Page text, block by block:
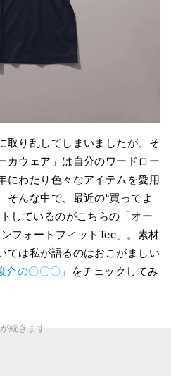
取り乱してしまいましたが、そ
カウェア」は自分のワードロー
にわたり色々なアイテムを愛用
そんな中で、最近の“買ってよ
しているのがこちらの「オー
フォートフィットTee」。素材
ては私が語るのはおこがましい
介の〇〇〇」
をチェックしてみ